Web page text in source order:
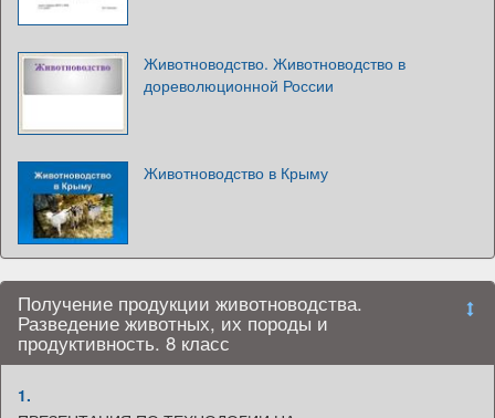
Животноводство. Животноводство в
дореволюционной России
Животноводство в Крыму
Получение продукции животноводства.
Разведение животных, их породы и
продуктивность. 8 класс
1.